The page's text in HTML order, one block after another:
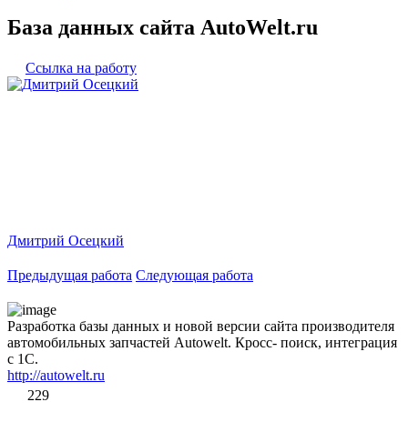
База данных сайта AutoWelt.ru
Ссылка на работу
Дмитрий Осецкий
Предыдущая работа Следующая работа
Разработка базы данных и новой версии сайта производителя
автомобильных запчастей Autowelt. Кросс- поиск, интеграция
с 1С.
http://autowelt.ru
229